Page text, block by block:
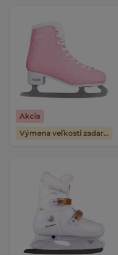
Akcia
Výmena veľkosti zadarmo